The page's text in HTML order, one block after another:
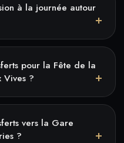
à la journée autour
pour la Fête de la
Vives ?
vers la Gare
?